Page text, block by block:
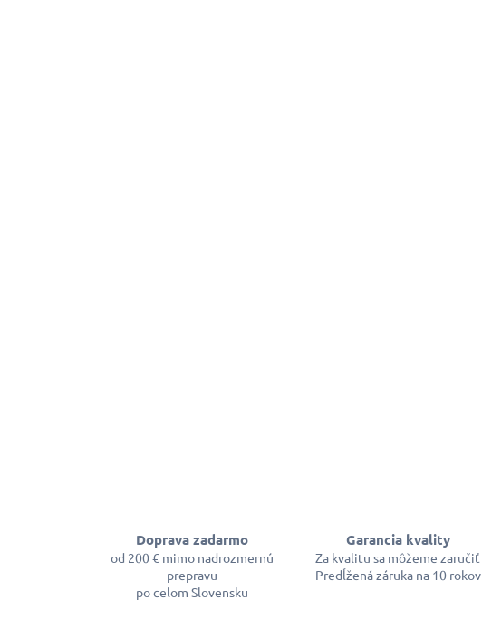
Doprava zadarmo
od 200 € mimo nadrozmernú
prepravu
po celom Slovensku
Garancia kvality
Za kvalitu sa môžeme zaručiť
Predĺžená záruka na 10 rokov